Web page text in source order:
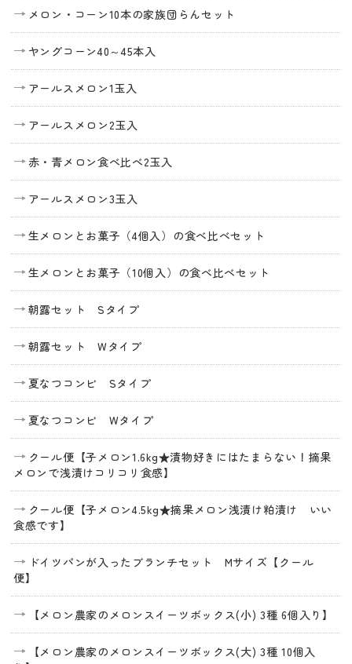
メロン・コーン10本の家族団らんセット
ヤングコーン40～45本入
アールスメロン1玉入
アールスメロン2玉入
赤・青メロン食べ比べ2玉入
アールスメロン3玉入
生メロンとお菓子（4個入）の食べ比べセット
生メロンとお菓子（10個入）の食べ比べセット
朝露セット Sタイプ
朝露セット Wタイプ
夏なつコンビ Sタイプ
夏なつコンビ Wタイプ
クール便【子メロン1.6kg★漬物好きにはたまらない！摘果
メロンで浅漬けコリコリ食感】
クール便【子メロン4.5kg★摘果メロン浅漬け粕漬け いい
食感です】
ドイツパンが入ったブランチセット Mサイズ【クール
便】
【メロン農家のメロンスイーツボックス(小) 3種 6個入り】
【メロン農家のメロンスイーツボックス(大) 3種 10個入